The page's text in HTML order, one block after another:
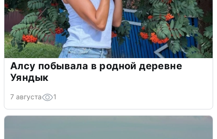
Алсу побывала в родной деревне
Уяндык
7 августа 1